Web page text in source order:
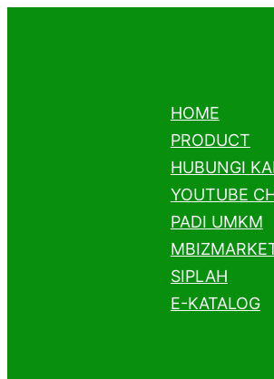
HOME
PRODUCT
HUBUNGI
YOUTUBE
PADI UMKM
SIPLAH
E-KATALOG